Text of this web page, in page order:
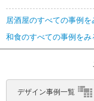
居酒屋のすべての事例を
和食のすべての事例をみ
デザイン事例一覧